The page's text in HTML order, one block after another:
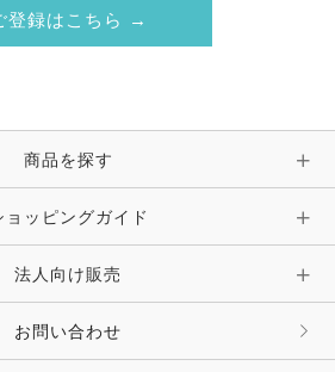
登録はこちら →
商品を探す
ョッピングガイド
法人向け販売
お問い合わせ